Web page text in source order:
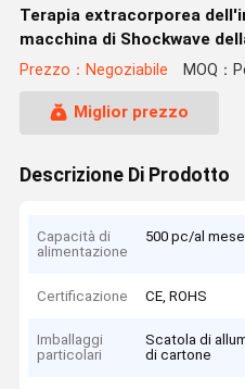
Terapia extracorporea
macchina di Shockwave
Shockwave
Prezzo：Negoziabile MOQ：
Miglior prezzo
Descrizione Di Prodotto
Capacità di
alimentazione
500 pc/al mese
Certificazione CE, ROHS
Imballaggi
particolari
Scatola di
di cartone